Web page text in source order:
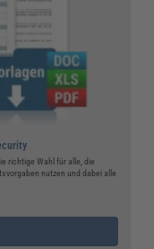
richtige Wahl für alle, die
nutzen und dabei alle